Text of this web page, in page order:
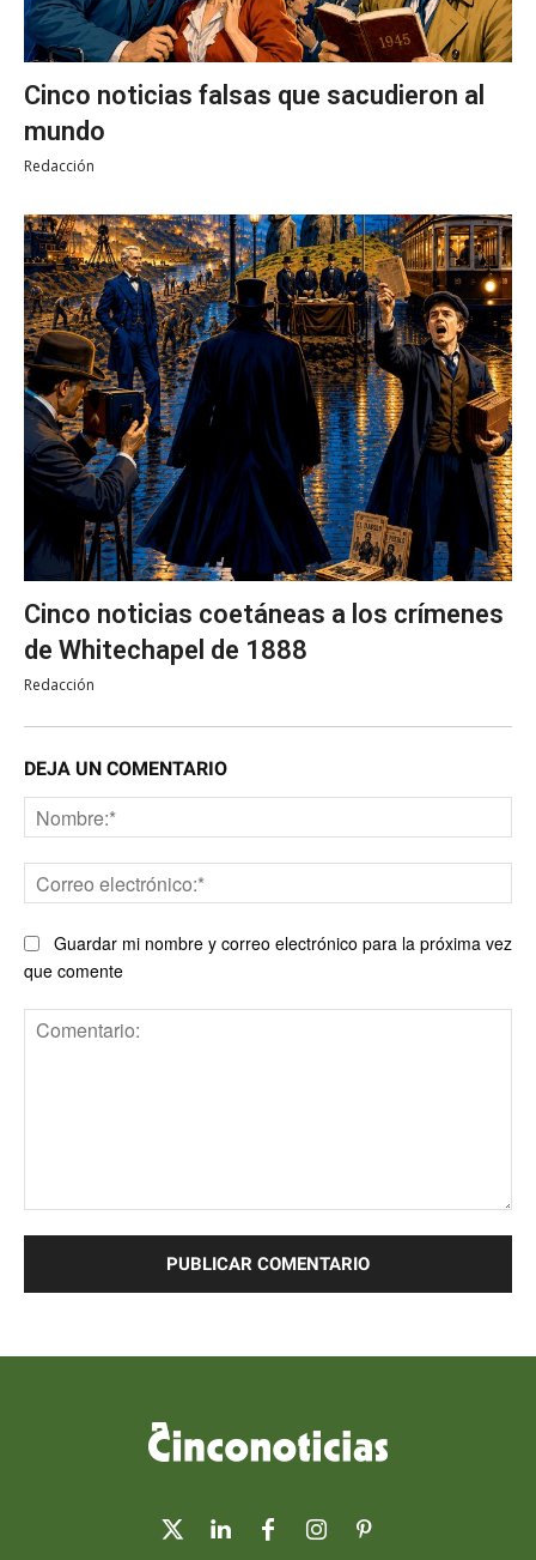
Cinco noticias falsas que sacudieron al
mundo
Redacción
Cinco noticias coetáneas a los crímenes
de Whitechapel de 1888
Redacción
DEJA UN COMENTARIO
Guardar mi nombre y correo electrónico para la próxima vez
que comente